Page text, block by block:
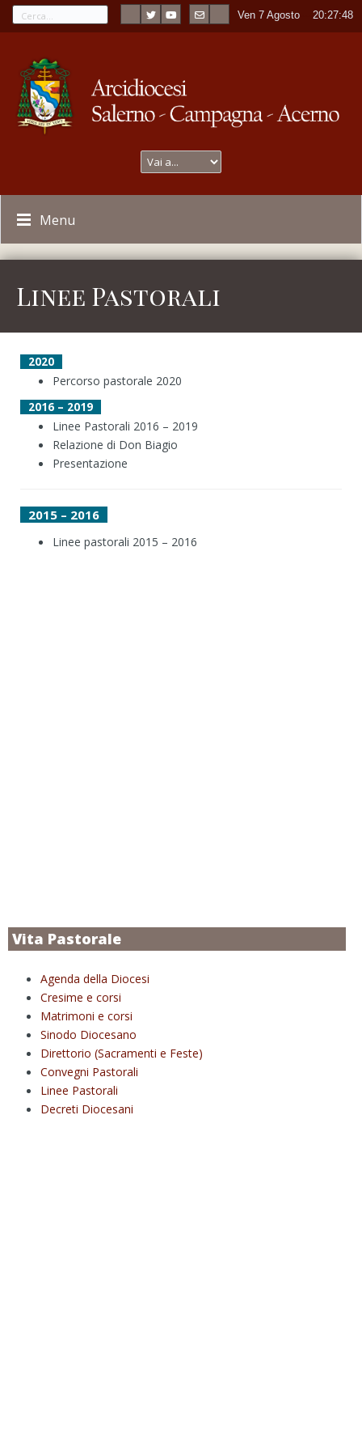
Ven 7 Agosto ----20:27:48
Menu
Linee Pastorali
2020
Percorso pastorale 2020
2016 – 2019
Linee Pastorali 2016 – 2019
Relazione di Don Biagio
Presentazione
2015 – 2016
Linee pastorali 2015 – 2016
Vita Pastorale
Agenda della Diocesi
Cresime e corsi
Matrimoni e corsi
Sinodo Diocesano
Direttorio (Sacramenti e Feste)
Convegni Pastorali
Linee Pastorali
Decreti Diocesani